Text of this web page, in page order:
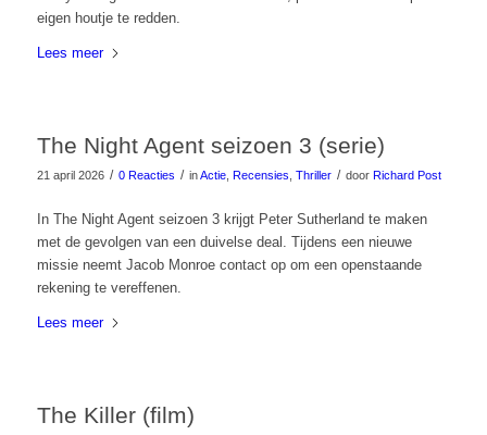
eigen houtje te redden.
Lees meer
The Night Agent seizoen 3 (serie)
21 april 2026 / 0 Reacties / inActie, Recensies Thriller / door Richard Post
In The Night Agent seizoen 3 krijgt Peter Sutherland te maken
met de gevolgen van een duivelse deal. Tijdens een nieuwe
missie neemt Jacob Monroe contact op om een openstaande
rekening te vereffenen.
Lees meer
The Killer (film)